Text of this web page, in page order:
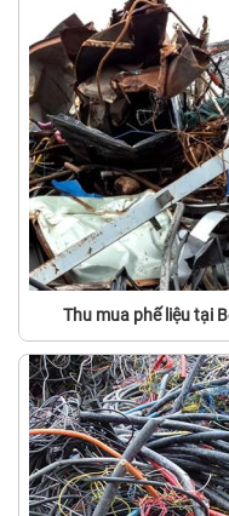
Thu mua phế liệu tại